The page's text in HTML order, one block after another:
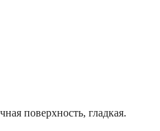
поверхность, гладкая.